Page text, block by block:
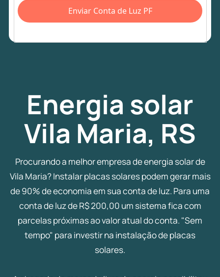
Enviar Conta de Luz PF
Energia solar
Vila Maria, RS
Procurando a melhor empresa de energia solar de
Vila Maria? Instalar placas solares podem gerar mais
de 90% de economia em sua conta de luz. Para uma
conta de luz de R$ 200,00 um sistema fica com
parcelas próximas ao valor atual do conta. "Sem
tempo" para investir na instalação de placas
solares.